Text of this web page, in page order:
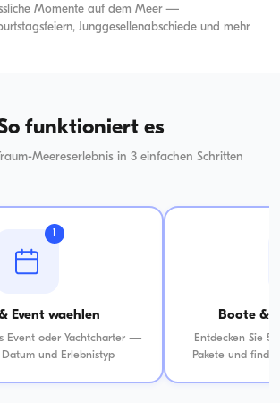
Momente auf dem Meer —
Junggesellenabschiede und mehr
Jacht Geburtstag auf der Jacht
funktioniert es
Meereserlebnis in 3 einfachen Schritten
1
Event waehlen
Event oder Yachtcharter —
und Erlebnistyp
Boote &
Entdecken Sie
Pakete und